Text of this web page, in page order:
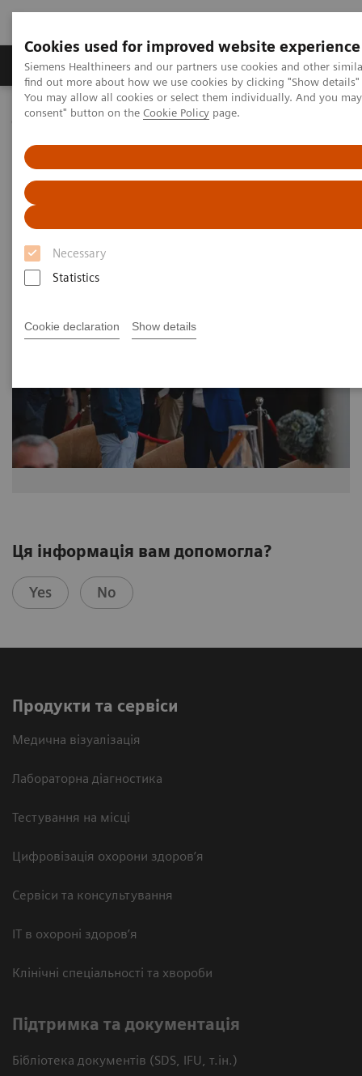
Cookies used for improved website experience
Siemens Healthineers and our partners use cookies and other
find out more about how we use cookies by clicking "Show
You may allow all cookies or select them individually. And you
consent" button on the Cookie Policy page.
Necessary
Statistics
Cookie declaration Show details
Продукція та сервіси Клінічні галузі
Домашня
Медична візуалізація
MI World Summit 2026 Moments
Image 74
Image 74
Ця інформація вам допомогла?
Yes No
Продукти та сервіси
Медична візуалізація
Лабораторна діагностика
Тестування на місці
Цифровізація охорони здоров’я
Сервіси та консультування
ІТ в охороні здоров’я
Клінічні спеціальності та хвороби
Підтримка та документація
Бібліотека документів (SDS, IFU, т.ін.)